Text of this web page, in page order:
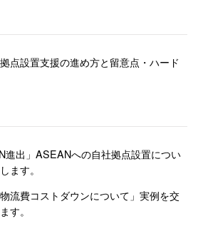
点設置支援の進め方と留意点・ハード
進出」ASEANへの自社拠点設置につい
ます。
流費コストダウンについて」実例を交
す。